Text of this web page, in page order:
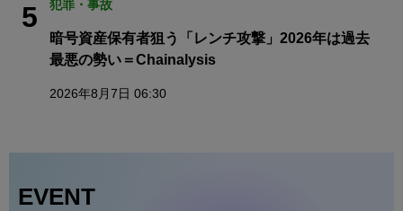
5 犯罪・事故
暗号資産保有者狙う「レンチ攻撃」2026年は過去
最悪の勢い＝Chainalysis
2026年8月7日 06:30
EVENT